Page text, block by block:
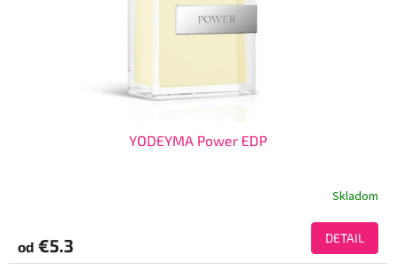
YODEYMA Power EDP
Skladom
od €5.3 DETAIL